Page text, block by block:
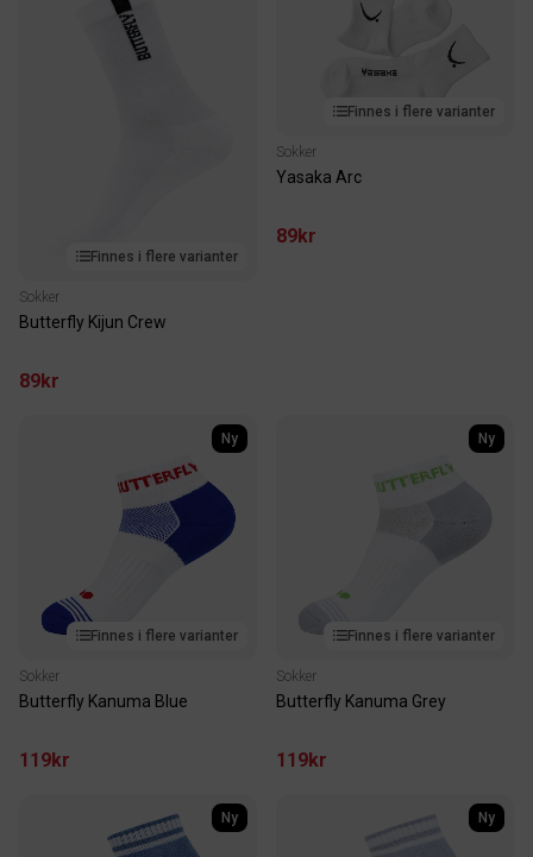
Finnes i flere varianter
Sokker
Butterfly Kijun Crew
89kr
Finnes i flere varianter
Sokker
Yasaka Arc
89kr
Ny
Finnes i flere varianter
Sokker
Butterfly Kanuma Blue
119kr
Ny
Finnes i flere varianter
Sokker
Butterfly Kanuma Grey
119kr
Ny Ny